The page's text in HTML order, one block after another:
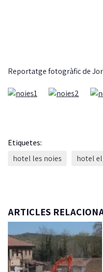
Reportatge fotogràfic de
Etiquetes:
hotel les noies
hotel
ARTICLES